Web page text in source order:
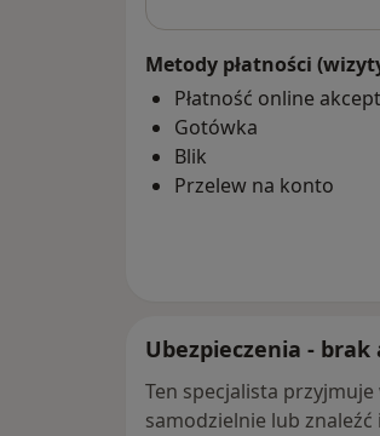
Metody płatności
Płatność online
Gotówka
Blik
Przelew na konto
Ubezpieczenia -
Ten specjalista
samodzielnie lub